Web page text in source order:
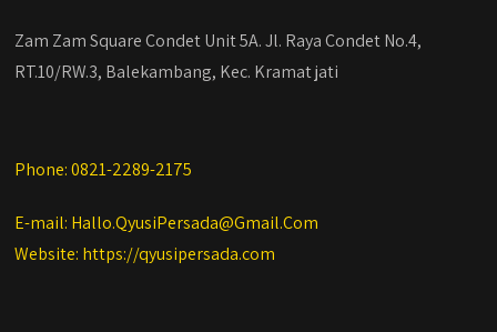
Zam Zam Square Condet Unit 5A. Jl. Raya Condet No.4,
RT.10/RW.3, Balekambang, Kec. Kramat jati
Phone: 0821-2289-2175
E-mail: Hallo.QyusiPersada@Gmail.Com
Website: https://qyusipersada.com